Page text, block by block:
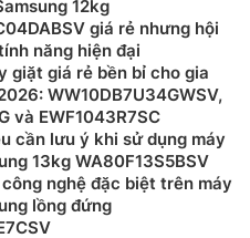
12kg
giá rẻ nhưng hội
năng hiện đại
giặt giá rẻ bền bỉ cho gia
WW10DB7U34GWSV,
và EWF1043R7SC
cần lưu ý khi sử dụng máy
13kg WA80F13S5BSV
công nghệ đặc biệt trên máy
lồng đứng